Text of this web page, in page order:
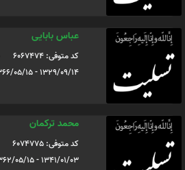
عباس بابایی
کد متوفی: 6067474
1329/09/14 - 1366/05/15
محمد ترکمان
کد متوفی: 6074775
1341/01/03 - 1362/05/15